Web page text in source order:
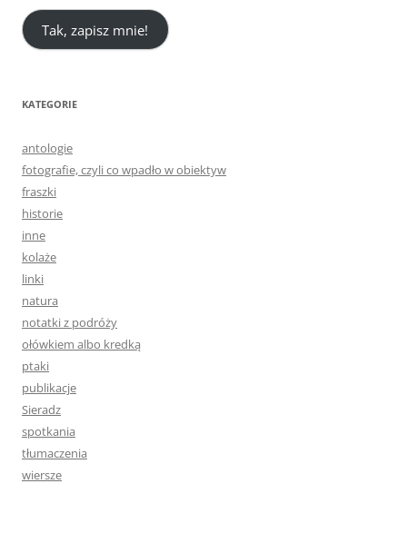
Tak, zapisz mnie!
KATEGORIE
antologie
fotografie, czyli co wpadło w obiektyw
fraszki
historie
inne
kolaże
linki
natura
notatki z podróży
ołówkiem albo kredką
ptaki
publikacje
Sieradz
spotkania
tłumaczenia
wiersze